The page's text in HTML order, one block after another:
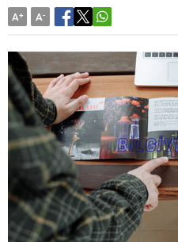
A+ A-